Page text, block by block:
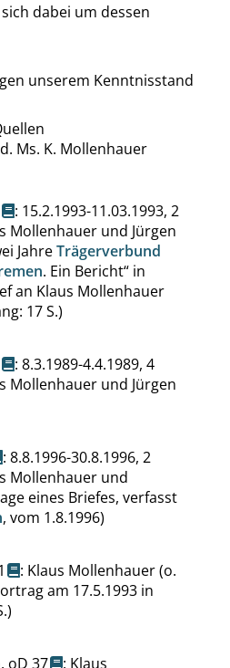
dabei um dessen
unserem Kenntnisstand
Ms. K. Mollenhauer
: 15.2.1993-11.03.1993, 2
Mollenhauer und Jürgen
JahreTrägerverbund
. Ein Bericht“ in
an Klaus Mollenhauer
17 S.)
: 8.3.1989-4.4.1989, 4
Mollenhauer und Jürgen
: 8.8.1996-30.8.1996, 2
Mollenhauer und
eines Briefes, verfasst
, vom 1.8.1996)
: Klaus Mollenhauer (o.
am 17.5.1993 in
oD 37 : Klaus